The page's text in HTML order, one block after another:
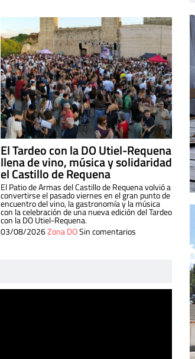
El Tardeo con la DO Utiel-Requena
llena de vino, música y solidaridad
el Castillo de Requena
El Patio de Armas del Castillo de Requena volvió a
convertirse el pasado viernes en el gran punto de
encuentro del vino, la gastronomía y la música
con la celebración de una nueva edición del Tardeo
con la DO Utiel-Requena.
03/08/2026Zona DOSin comentarios